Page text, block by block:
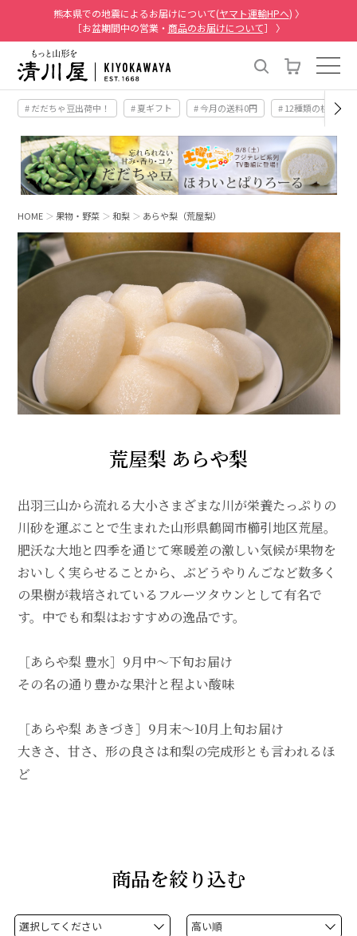
熊本県での地震によるお届けについて(ヤマト運輸HPへ) 〉
［お盆期間中の営業・ 商品のお届けについて］ 〉
# だだちゃ豆出荷中！ # 夏ギフト # 今月の送料0円 # 12種類の桃
HOME 果物・野菜 和梨 あらや梨（荒屋梨）
荒屋梨 あらや梨
出羽三山から流れる大小さまざまな川が栄養たっぷりの
川砂を運ぶことで生まれた山形県鶴岡市櫛引地区荒屋。
肥沃な大地と四季を通じて寒暖差の激しい気候が果物を
おいしく実らせることから、ぶどうやりんごなど数多く
の果樹が栽培されているフルーツタウンとして有名で
す。中でも和梨はおすすめの逸品です。
［あらや梨 豊水］9月中～下旬お届け
その名の通り豊かな果汁と程よい酸味
［あらや梨 あきづき］9月末～10月上旬お届け
大きさ、甘さ、形の良さは和梨の完成形とも言われるほ
ど
商品を絞り込む